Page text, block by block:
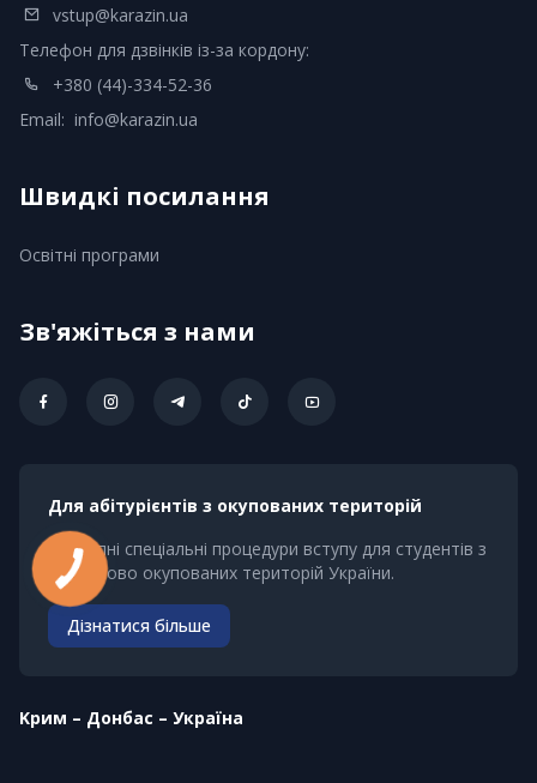
vstup@karazin.ua
Телефон для дзвінків із-за кордону:
+380 (44)-334-52-36
Email: info@karazin.ua
Швидкі посилання
Освітні програми
Зв'яжіться з нами
Для абітурієнтів з окупованих територій
Доступні спеціальні процедури вступу для студентів з
тимчасово окупованих територій України.
Дізнатися більше
Kрим – Донбас – Україна